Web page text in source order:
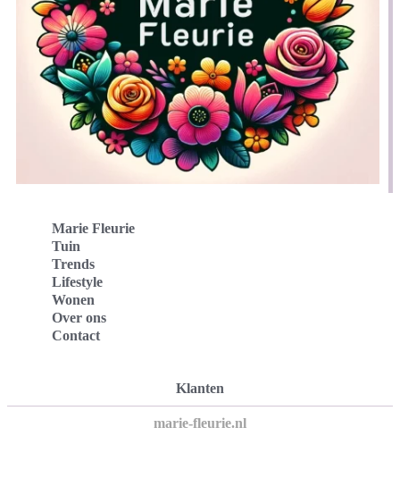
Marie Fleurie
Tuin
Trends
Lifestyle
Wonen
Over ons
Contact
Klanten
marie-fleurie.nl